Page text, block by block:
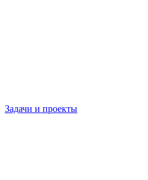
Задачи и проекты